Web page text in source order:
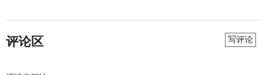
评论区 写评论